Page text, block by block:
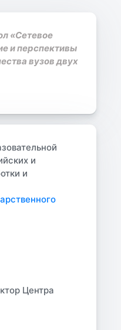
«Сетевое
и перспективы
вузов двух
и
и
Центра